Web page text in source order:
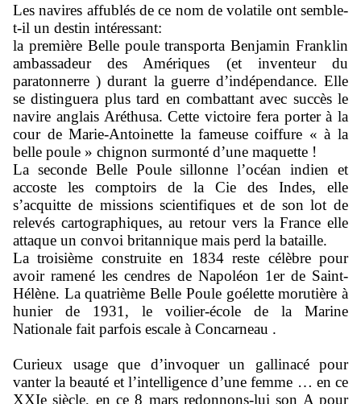
Les navires affublés de ce nom de volatile ont semble-
t-il un destin intéressant:
la première Belle poule transporta Benjamin Franklin
ambassadeur des Amériques (et inventeur du
paratonnerre ) durant la guerre d’indépendance. Elle
se distinguera plus tard en combattant avec succès le
navire anglais Aréthusa. Cette victoire fera porter à la
cour de Marie-Antoinette la fameuse coiffure « à la
belle poule » chignon surmonté d’une maquette !
La seconde Belle Poule sillonne l’océan indien et
accoste les comptoirs de la Cie des Indes, elle
s’acquitte de missions scientifiques et de son lot de
relevés cartographiques, au retour vers la France elle
attaque un convoi britannique mais perd la bataille.
La troisième construite en 1834 reste célèbre pour
avoir ramené les cendres de Napoléon 1er de Saint-
Hélène. La quatrième Belle Poule goélette morutière à
hunier de 1931, le voilier-école de la Marine
Nationale fait parfois escale à Concarneau .
Curieux usage que d’invoquer un gallinacé pour
vanter la beauté et l’intelligence d’une femme … en ce
XXIe siècle, en ce 8 mars redonnons-lui son A pour